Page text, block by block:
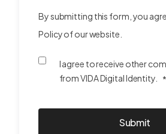
By submitting this form, you
Policyof our website.
I agree to receive other
from VIDA Digital Identity.
*